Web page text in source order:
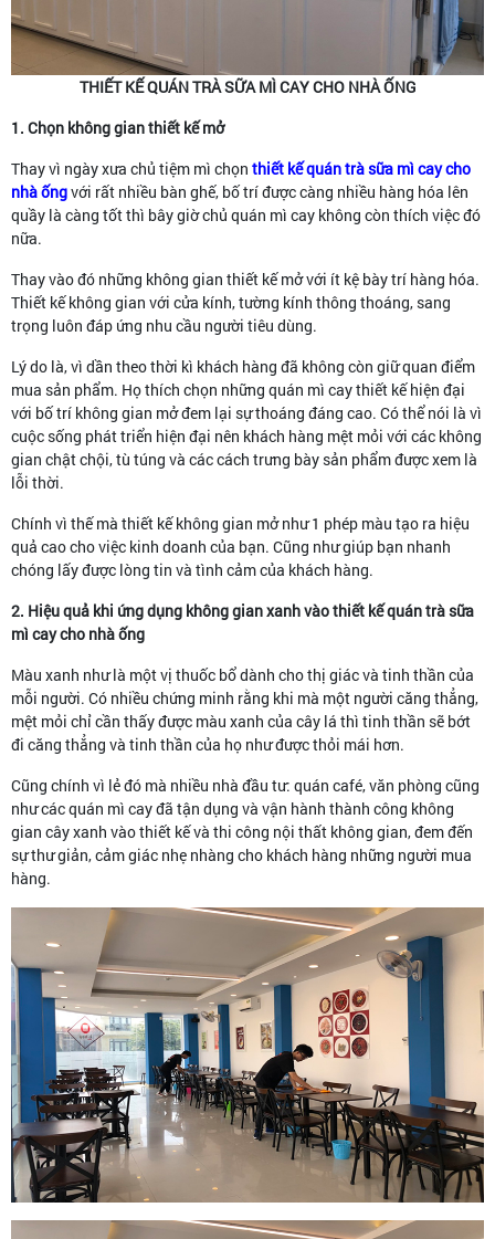
THIẾT KẾ QUÁN TRÀ SỮA MÌ CAY CHO NHÀ ỐNG
1. Chọn không gian thiết kế mở
Thay vì ngày xưa chủ tiệm mì chọn thiết kế quán trà sữa mì cay cho
nhà ốngvới rất nhiều bàn ghế, bố trí được càng nhiều hàng hóa lên
quầy là càng tốt thì bây giờ chủ quán mì cay không còn thích việc đó
nữa.
Thay vào đó những không gian thiết kế mở với ít kệ bày trí hàng hóa.
Thiết kế không gian với cửa kính, tường kính thông thoáng, sang
trọng luôn đáp ứng nhu cầu người tiêu dùng.
Lý do là, vì dần theo thời kì khách hàng đã không còn giữ quan điểm
mua sản phẩm. Họ thích chọn những quán mì cay thiết kế hiện đại
với bố trí không gian mở đem lại sự thoáng đáng cao. Có thể nói là vì
cuộc sống phát triển hiện đại nên khách hàng mệt mỏi với các không
gian chật chội, tù túng và các cách trưng bày sản phẩm được xem là
lỗi thời.
Chính vì thế mà thiết kế không gian mở như 1 phép màu tạo ra hiệu
quả cao cho việc kinh doanh của bạn. Cũng như giúp bạn nhanh
chóng lấy được lòng tin và tình cảm của khách hàng.
2. Hiệu quả khi ứng dụng không gian xanh vào thiết kế quán trà sữa
mì cay cho nhà ống
Màu xanh như là một vị thuốc bổ dành cho thị giác và tinh thần của
mỗi người. Có nhiều chứng minh rằng khi mà một người căng thẳng,
mệt mỏi chỉ cần thấy được màu xanh của cây lá thì tinh thần sẽ bớt
đi căng thẳng và tinh thần của họ như được thỏi mái hơn.
Cũng chính vì lẻ đó mà nhiều nhà đầu tư: quán café, văn phòng cũng
như các quán mì cay đã tận dụng và vận hành thành công không
gian cây xanh vào thiết kế và thi công nội thất không gian, đem đến
sự thư giản, cảm giác nhẹ nhàng cho khách hàng những người mua
hàng.